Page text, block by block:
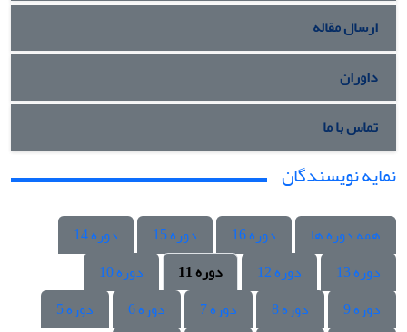
ارسال مقاله
داوران
تماس با ما
نمایه نویسندگان
همه دوره ها دوره 16 دوره 15
دوره 14
دوره 13
دوره 12 دوره 11
دوره 10
دوره 9
دوره 8 دوره 7 دوره 6
دوره 5